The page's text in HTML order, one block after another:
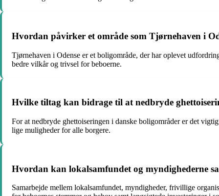
Hvordan påvirker et område som Tjørnehaven i
Tjørnehaven i Odense er et boligområde, der har oplevet
bedre vilkår og trivsel for beboerne.
Hvilke tiltag kan bidrage til at nedbryde
For at nedbryde ghettoiseringen i danske boligområder er det
lige muligheder for alle borgere.
Hvordan kan lokalsamfundet og myndighederne
Samarbejde mellem lokalsamfundet, myndigheder, frivillige